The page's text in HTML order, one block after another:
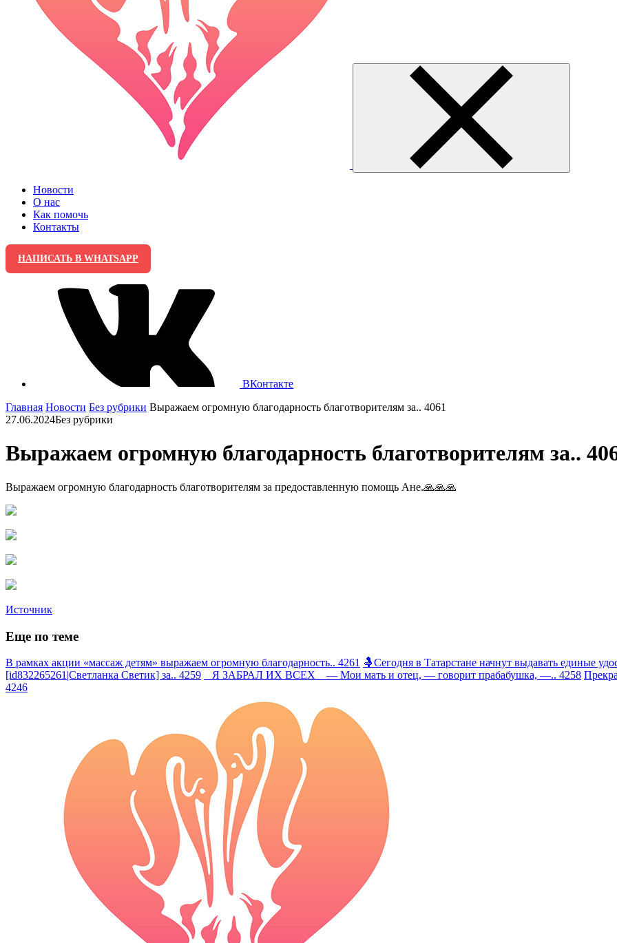
Новости
О нас
Как помочь
Контакты
НАПИСАТЬ В WHATSAPP
ВКонтакте
Главная Новости Без рубрики Выражаем огромную благодарность благотворителям за.. 4061
27.06.2024Без рубрики
Выражаем огромную благодарность благотворителям за..
Выражаем огромную благодарность благотворителям за предоставленную помощь Ане.🙏🙏🙏
Источник
Еще по теме
В рамках акции «массаж детям» выражаем огромную благодарность.. 4261 🤱Сегодня в Татарстане начнут выдавать единые
[id832265261|Светланка Светик] за.. 4259
Я ЗАБРАЛ ИХ ВСЕХ — Мои мать и отец, — говорит прабабушка, —.. 4258
4246